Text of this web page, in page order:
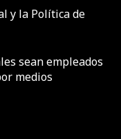
y la Política de
sean empleados
medios